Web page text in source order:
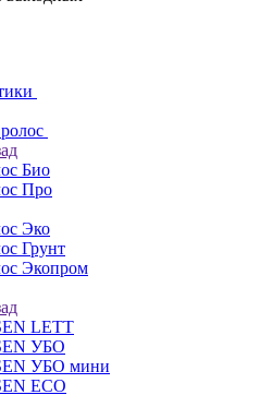
Био
Про
Эко
Грунт
Экопром
LETT
УБО
УБО мини
ECO